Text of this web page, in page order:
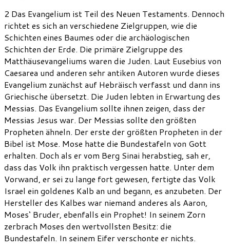
2 Das Evangelium ist Teil des Neuen Testaments. Dennoch
richtet es sich an verschiedene Zielgruppen, wie die
Schichten eines Baumes oder die archäologischen
Schichten der Erde. Die primäre Zielgruppe des
Matthäusevangeliums waren die Juden. Laut Eusebius von
Caesarea und anderen sehr antiken Autoren wurde dieses
Evangelium zunächst auf Hebräisch verfasst und dann ins
Griechische übersetzt. Die Juden lebten in Erwartung des
Messias. Das Evangelium sollte ihnen zeigen, dass der
Messias Jesus war. Der Messias sollte den größten
Propheten ähneln. Der erste der größten Propheten in der
Bibel ist Mose. Mose hatte die Bundestafeln von Gott
erhalten. Doch als er vom Berg Sinai herabstieg, sah er,
dass das Volk ihn praktisch vergessen hatte. Unter dem
Vorwand, er sei zu lange fort gewesen, fertigte das Volk
Israel ein goldenes Kalb an und begann, es anzubeten. Der
Hersteller des Kalbes war niemand anderes als Aaron,
Moses‘ Bruder, ebenfalls ein Prophet! In seinem Zorn
zerbrach Moses den wertvollsten Besitz: die
Bundestafeln. In seinem Eifer verschonte er nichts.